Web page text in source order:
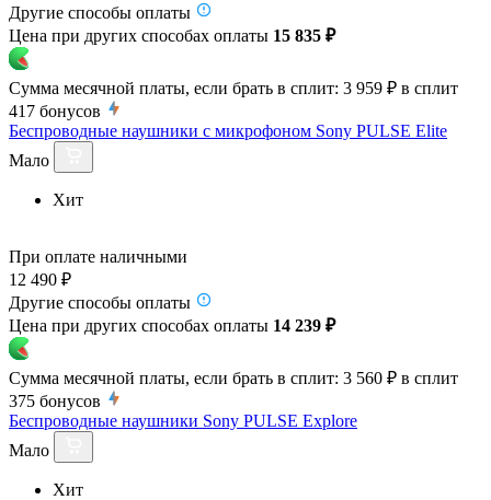
Другие способы оплаты
Цена при других способах оплаты 15 835 ₽
Сумма месячной платы, если брать в сплит: 3 959 ₽ в сплит
417 бонусов
Беспроводные наушники с микрофоном Sony PULSE Elite
Мало
Хит
При оплате наличными
12 490 ₽
Другие способы оплаты
Цена при других способах оплаты 14 239 ₽
Сумма месячной платы, если брать в сплит: 3 560 ₽ в сплит
375 бонусов
Беспроводные наушники Sony PULSE Explore
Мало
Хит